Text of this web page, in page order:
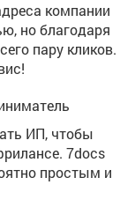
компании
но благодаря
пару кликов.
ИП, чтобы
7docs
простым и